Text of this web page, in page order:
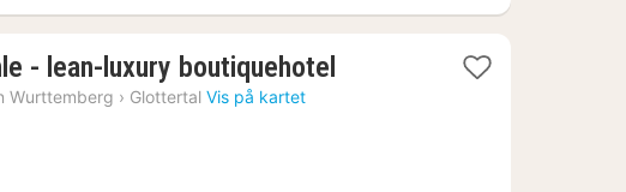
- lean-luxury boutiquehotel
Wurttemberg › Glottertal Vis på kartet